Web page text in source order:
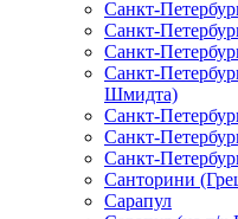
Санкт-
Санкт-
Санкт-
Санкт-
Шмидта)
Санкт-
Санкт-
Санкт-
Санторини
Сарапул